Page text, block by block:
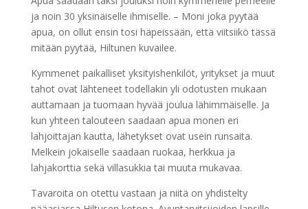
ja noin 30 yksinäiselle ihmiselle. – Moni joka pyytää
apua, on ollut ensin tosi häpeissään, että viitsiikö tässä
mitään pyytää, Hiltunen kuvailee.
Kymmenet paikalliset yksityishenkilöt, yritykset ja muut
tahot ovat lähteneet todellakin yli odotusten mukaan
auttamaan ja tuomaan hyvää joulua lähimmäiselle. Ja
kun yhteen talouteen saadaan apua monen eri
lahjoittajan kautta, lähetykset ovat usein runsaita.
Melkein jokaiselle saadaan ruokaa, herkkua ja
lahjakorttia sekä villasukkia tai muuta mukavaa.
Tavaroita on otettu vastaan ja niitä on yhdistelty